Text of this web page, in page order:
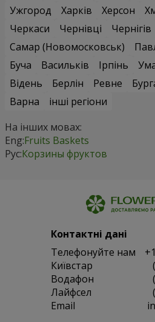
Ужгород
Харків Херсон
Черкаси
Чернівці
Чернігів
Самар (Новомосковськ)
Буча
Васильків Ірпінь
Відень
Берлін Ревне
Варна
інші регіони
На інших мовах:
Eng:Fruits Baskets
Рус:Корзины фруктов
Контактні дані
Телефонуйте нам
Київстар
Водафон
Лайфсел
Email